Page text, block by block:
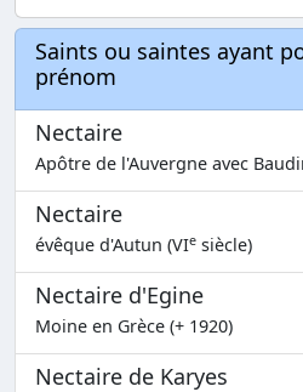
Saints ou saintes ayant
prénom
Nectaire
Apôtre de l'Auvergne avec
Nectaire
évêque d'Autun (VIe siècle)
Nectaire d'Egine
Moine en Grèce (+ 1920)
Nectaire de Karyes